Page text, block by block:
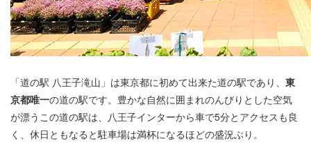
「道の駅 八王子滝山」は東京都に初めて出来た道の駅であり、 東
京都唯一の道の駅です。豊かな自然に囲まれのんびりとした空気
が漂うこの道の駅は、八王子インターから車で5分とアクセスも良
く、休日ともなると駐車場は満杯になるほどの盛況ぶり。